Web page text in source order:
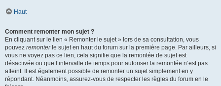
Haut
Comment remonter mon sujet ?
En cliquant sur le lien « Remonter le sujet » lors de sa consultation, vous
pouvez remonterle sujet en haut du forum sur la première page. Par ailleurs, si
vous ne voyez pas ce lien, cela signifie que la remontée de sujet est
désactivée ou que l’intervalle de temps pour autoriser la remontée n’est pas
atteint. Il est également possible de remonter un sujet simplement en y
répondant. Néanmoins, assurez-vous de respecter les règles du forum en le